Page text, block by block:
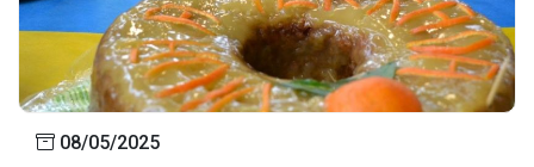
08/05/2025